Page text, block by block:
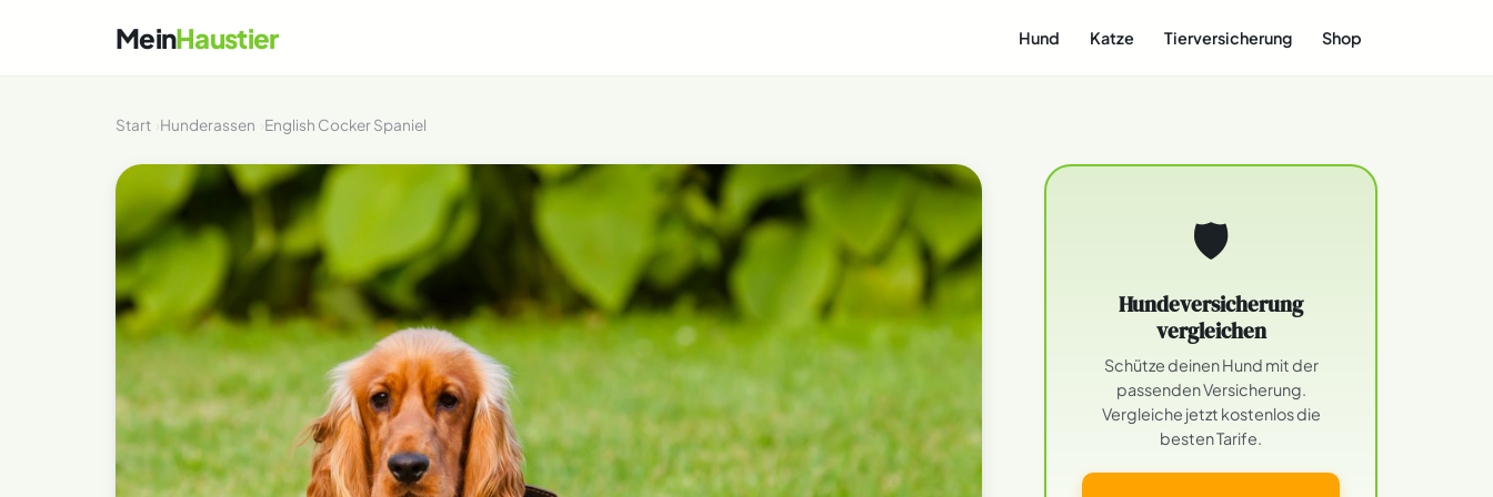
MeinHaustier Hund Katze Tierversicherung Shop
Start Hunderassen English Cocker Spaniel
🛡
Hundeversicherung
vergleichen
Schütze deinen Hund mit der
passenden Versicherung.
Vergleiche jetzt kostenlos die
besten Tarife.